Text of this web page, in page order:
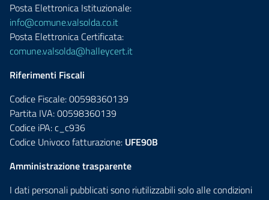
Posta Elettronica Istituzionale:
info@comune.valsolda.co.it
Posta Elettronica Certificata:
comune.valsolda@halleycert.it
Riferimenti Fiscali
Codice Fiscale: 00598360139
Partita IVA: 00598360139
Codice iPA: c_c936
Codice Univoco fatturazione: UFE90B
Amministrazione trasparente
I dati personali pubblicati sono riutilizzabili solo alle condizioni